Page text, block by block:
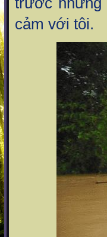
cảm với tôi.